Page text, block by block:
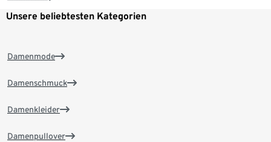
Unsere beliebtesten Kategorien
Damenmode
Damenschmuck
Damenkleider
Damenpullover